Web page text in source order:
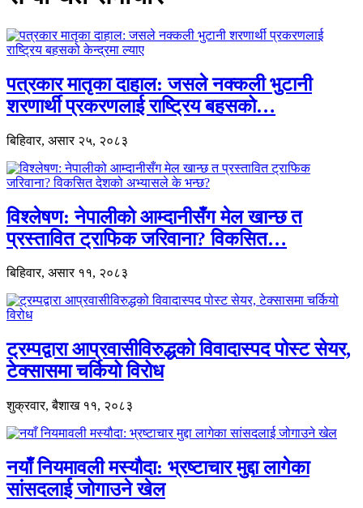
पत्रकार मातृका दाहाल: जसले नक्कली भुटानी
शरणार्थी प्रकरणलाई राष्ट्रिय बहसको…
बिहिवार, असार २५, २०८३
विश्लेषण: नेपालीको आम्दानीसँग मेल खान्छ त
प्रस्तावित ट्राफिक जरिवाना? विकसित…
बिहिवार, असार ११, २०८३
ट्रम्पद्वारा आप्रवासीविरुद्धको विवादास्पद पोस्ट सेयर,
टेक्सासमा चर्कियो विरोध
शुक्रवार, बैशाख ११, २०८३
नयाँ नियमावली मस्यौदा: भ्रष्टाचार मुद्दा लागेका
सांसदलाई जोगाउने खेल